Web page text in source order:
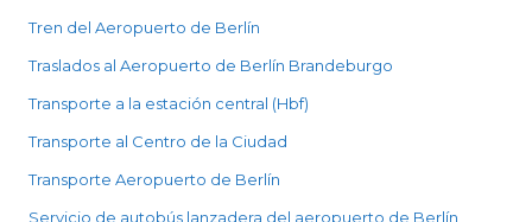
Tren del Aeropuerto de Berlín
Traslados al Aeropuerto de Berlín Brandeburgo
Transporte a la estación central (Hbf)
Transporte al Centro de la Ciudad
Transporte Aeropuerto de Berlín
Servicio de autobús lanzadera del aeropuerto de Berlín